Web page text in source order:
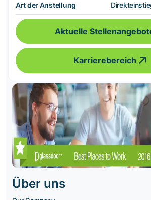
Art der Anstellung
Aktuelle
Karrierebereich
Über uns